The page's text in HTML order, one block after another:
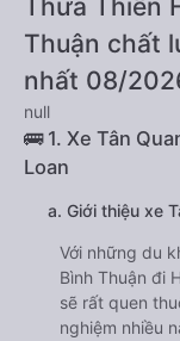
Thừa Thiên
Thuận chất
nhất 08/
null
🚌 1. Xe Tân
Loan
a. Giới thiệu xe
Với những du
Bình Thuận đi
sẽ rất quen
nghiệm nhiều